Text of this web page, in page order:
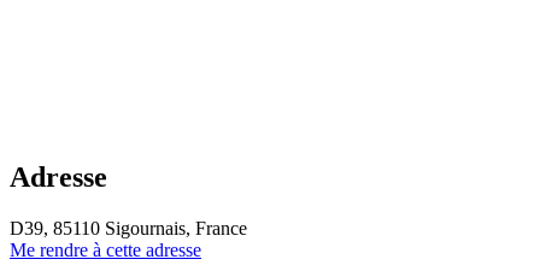
Adresse
D39, 85110 Sigournais, France
Me rendre à cette adresse